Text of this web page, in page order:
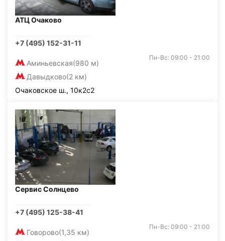
АТЦ Очаково
+7 (495) 152-31-11
Аминьевская(980 м)
Давыдково(2 км)
Пн-Вс: 09:00 - 21:00
Очаковское ш., 10к2с2
Сервис Солнцево
+7 (495) 125-38-41
Говорово(1,35 км)
Пн-Вс: 09:00 - 21:00